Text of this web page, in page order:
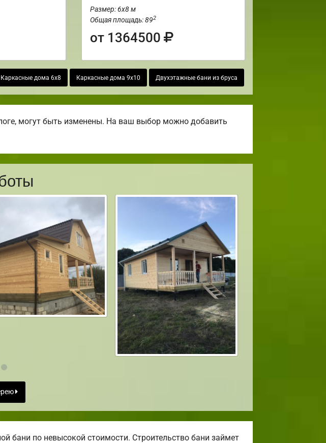
Размер: 6х8 м
Общая площадь: 892
от 1364500
Каркасные дома 6х8 Каркасные дома 9х10 Двухэтажные бани из бруса
могут быть изменены. На ваш выбор можно добавить
бани по невысокой стоимости. Строительство бани займет